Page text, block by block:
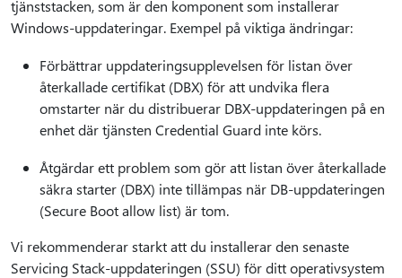
tjänststacken, som är den komponent som installerar
Windows-uppdateringar. Exempel på viktiga ändringar:
Förbättrar uppdateringsupplevelsen för listan över
återkallade certifikat (DBX) för att undvika flera
omstarter när du distribuerar DBX-uppdateringen på en
enhet där tjänsten Credential Guard inte körs.
Åtgärdar ett problem som gör att listan över återkallade
säkra starter (DBX) inte tillämpas när DB-uppdateringen
(Secure Boot allow list) är tom.
Vi rekommenderar starkt att du installerar den senaste
Servicing Stack-uppdateringen (SSU) för ditt operativsystem